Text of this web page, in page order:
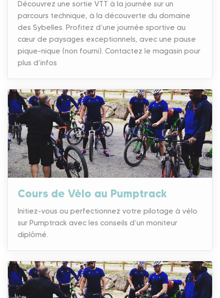
Découvrez une sortie VTT à la journée sur un
parcours technique, à la découverte du domaine
des Sybelles. Profitez d’une journée sportive au
cœur de paysages exceptionnels, avec une pause
pique-nique (non fourni). Contactez le magasin pour
plus d’infos
Cours de Vélo au Pumptrack
Initiez-vous ou perfectionnez votre pilotage à vélo
sur Pumptrack avec les conseils d’un moniteur
diplômé.